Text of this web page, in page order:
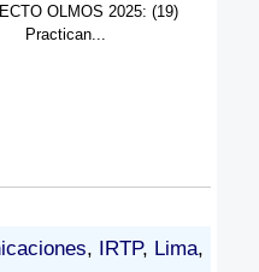
OLMOS 2025: (19)
Practican...
, IRTP, Lima,